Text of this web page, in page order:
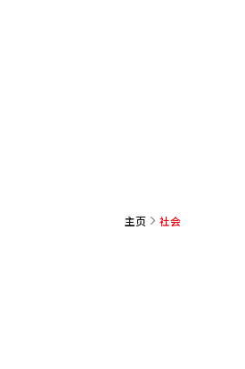
主页 社会